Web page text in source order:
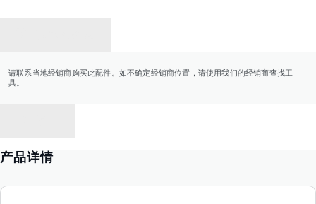
请联系当地经销商购买此配件。如不确定经销商位置，请使用我们的经销商查找工
具。
产品详情